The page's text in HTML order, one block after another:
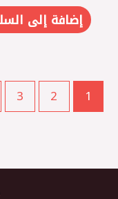
إضافة إلى
1
2
3